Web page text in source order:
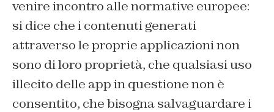
venire incontro alle normative europee:
si dice che i contenuti generati
attraverso le proprie applicazioni non
sono di loro proprietà, che qualsiasi uso
illecito delle app in questione non è
consentito, che bisogna salvaguardare i